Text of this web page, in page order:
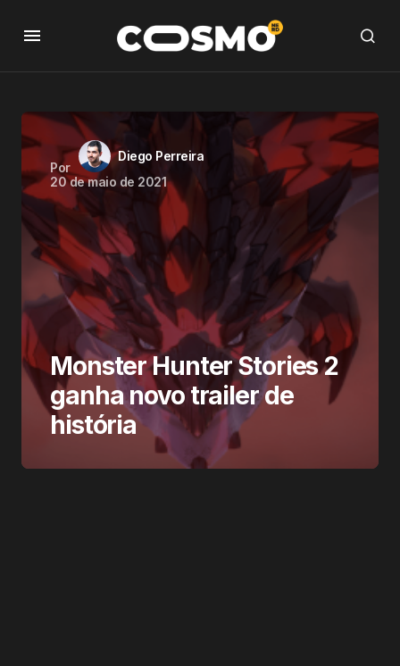
Por
Diego Perreira
20 de maio de 2021
Monster Hunter Stories 2
ganha novo trailer de
história